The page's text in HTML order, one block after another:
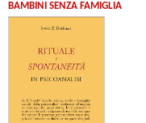
BAMBINI SENZA FAMIGLIA